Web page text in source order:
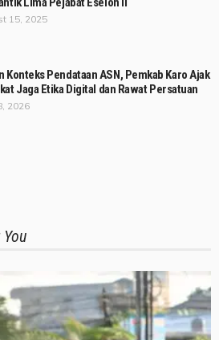
15, 2025
Konteks Pendataan ASN, Pemkab Karo Ajak
Jaga Etika Digital dan Rawat Persatuan
2026